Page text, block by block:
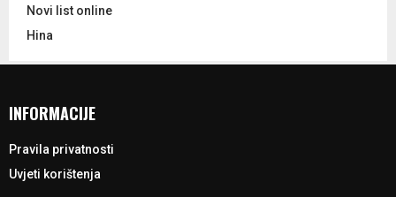
Novi list online
Hina
INFORMACIJE
Pravila privatnosti
Uvjeti korištenja